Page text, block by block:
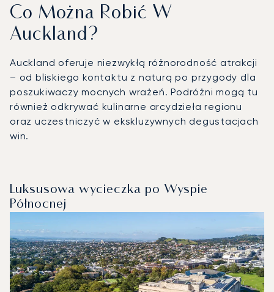
Co Można Robić W
Auckland?
Auckland oferuje niezwykłą różnorodność atrakcji
– od bliskiego kontaktu z naturą po przygody dla
poszukiwaczy mocnych wrażeń. Podróżni mogą tu
również odkrywać kulinarne arcydzieła regionu
oraz uczestniczyć w ekskluzywnych degustacjach
win.
Luksusowa wycieczka po Wyspie
Północnej